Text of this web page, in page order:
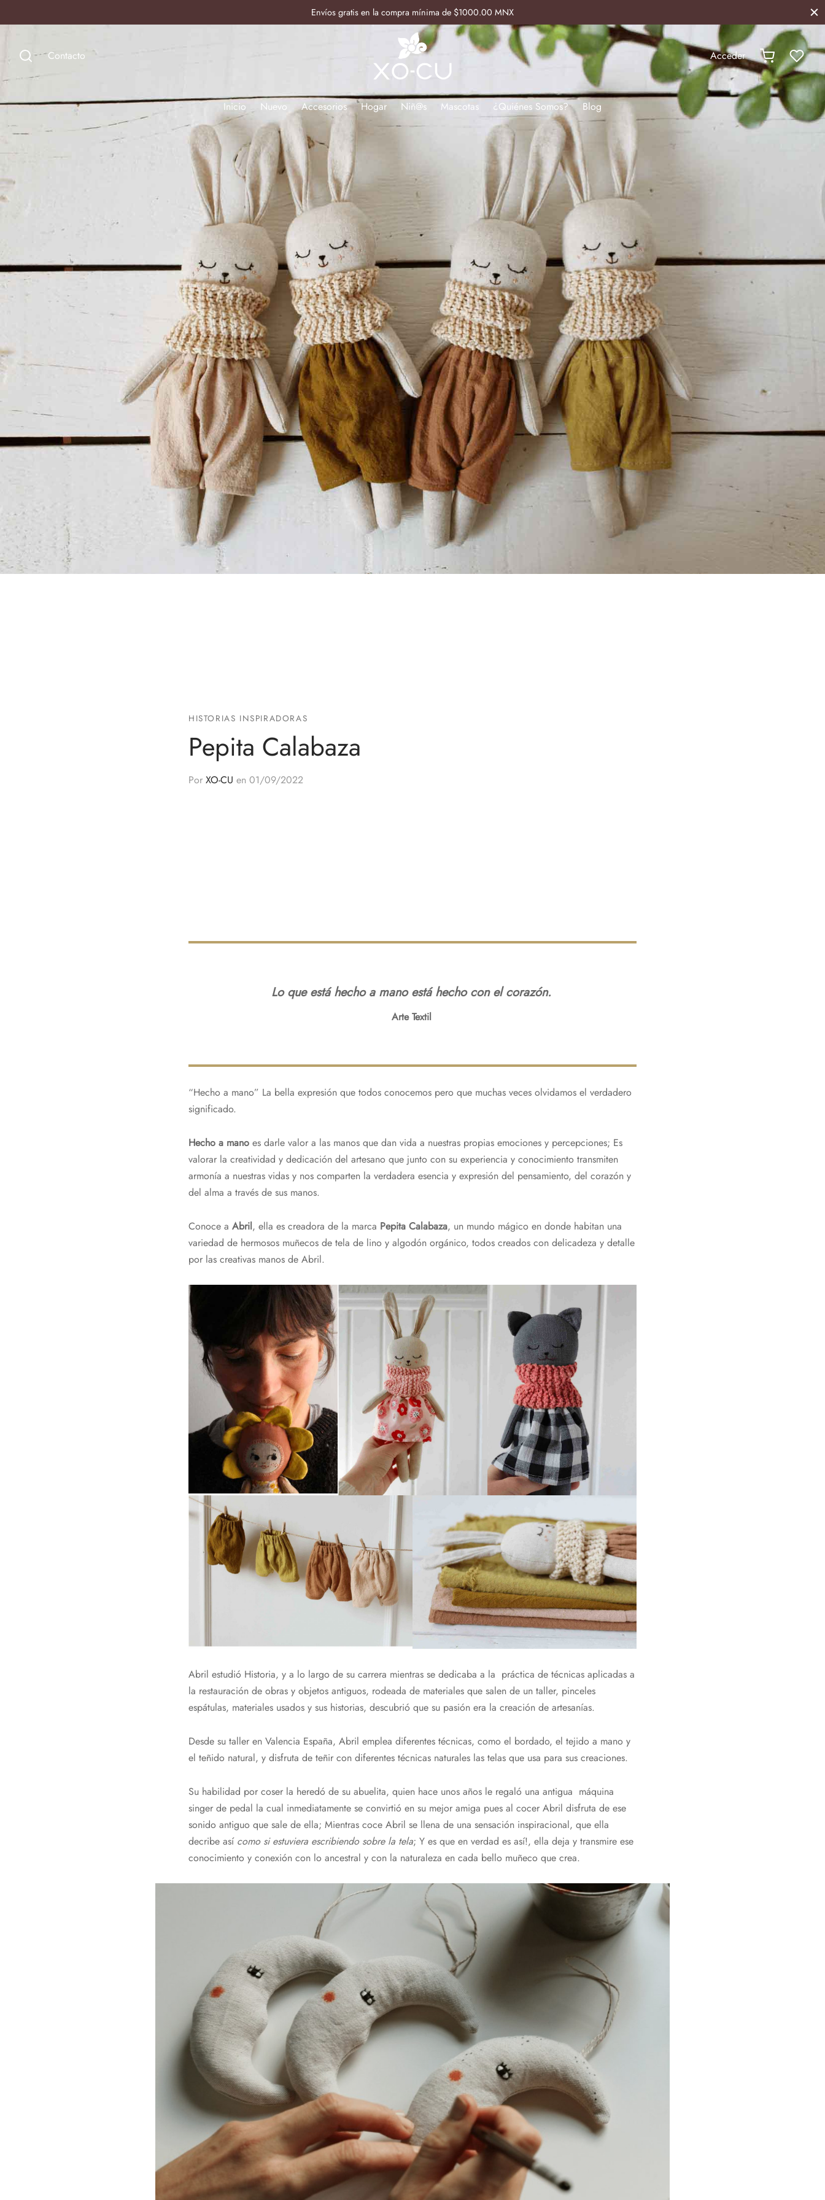
Envíos gratis en la compra mínima de $1000.00 MNX
Contacto Acceder
Inicio Nuevo Accesorios Hogar Niñ@s Mascotas ¿Quiénes Somos? Blog
HISTORIAS INSPIRADORAS
Pepita Calabaza
Por XO-CU en 01/09/2022
Lo que está hecho a mano está hecho con el corazón.
Arte Textil
“Hecho a mano” La bella expresión que todos conocemos pero que muchas veces olvidamos el verdadero
significado.
Hecho a mano es darle valor a las manos que dan vida a nuestras propias emociones y percepciones; Es
valorar la creatividad y dedicación del artesano que junto con su experiencia y conocimiento transmiten
armonía a nuestras vidas y nos comparten la verdadera esencia y expresión del pensamiento, del corazón y
del alma a través de sus manos.
Conoce a Abril, ella es creadora de la marca Pepita Calabaza, un mundo mágico en donde habitan una
variedad de hermosos muñecos de tela de lino y algodón orgánico, todos creados con delicadeza y detalle
por las creativas manos de Abril.
Abril estudió Historia, y a lo largo de su carrera mientras se dedicaba a la práctica de técnicas aplicadas a
la restauración de obras y objetos antiguos, rodeada de materiales que salen de un taller, pinceles
espátulas, materiales usados y sus historias, descubrió que su pasión era la creación de artesanías.
Desde su taller en Valencia España, Abril emplea diferentes técnicas, como el bordado, el tejido a mano y
el teñido natural, y disfruta de teñir con diferentes técnicas naturales las telas que usa para sus creaciones.
Su habilidad por coser la heredó de su abuelita, quien hace unos años le regaló una antigua máquina
singer de pedal la cual inmediatamente se convirtió en su mejor amiga pues al cocer Abril disfruta de ese
sonido antiguo que sale de ella; Mientras coce Abril se llena de una sensación inspiracional, que ella
decribe así como si estuviera escribiendo sobre la tela; Y es que en verdad es así!, ella deja y transmire ese
conocimiento y conexión con lo ancestral y con la naturaleza en cada bello muñeco que crea.